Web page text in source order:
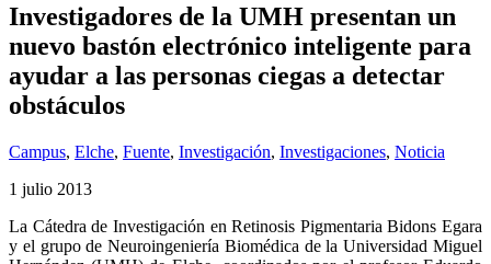
Investigadores de la UMH presentan un
nuevo bastón electrónico inteligente para
ayudar a las personas ciegas a detectar
obstáculos
Campus, Elche, Fuente, Investigación, Investigaciones, Noticia
1 julio 2013
La Cátedra de Investigación en Retinosis Pigmentaria Bidons Egara
y el grupo de Neuroingeniería Biomédica de la Universidad Miguel